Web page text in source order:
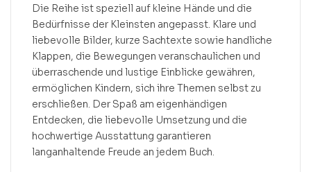
Die Reihe ist speziell auf kleine Hände und die
Bedürfnisse der Kleinsten angepasst. Klare und
liebevolle Bilder, kurze Sachtexte sowie handliche
Klappen, die Bewegungen veranschaulichen und
überraschende und lustige Einblicke gewähren,
ermöglichen Kindern, sich ihre Themen selbst zu
erschließen. Der Spaß am eigenhändigen
Entdecken, die liebevolle Umsetzung und die
hochwertige Ausstattung garantieren
langanhaltende Freude an jedem Buch.